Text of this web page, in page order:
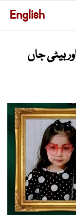
English
بیٹی جاں